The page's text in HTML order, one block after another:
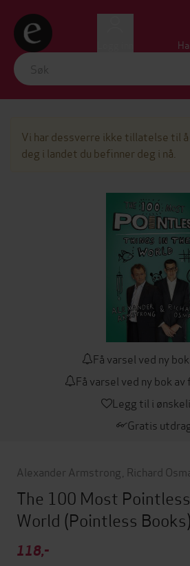
Vi har dessverre ikke tillatelse til
deg i landet du befinner deg i nå.
Få varsel ved ny
Få varsel ved ny bok
Legg til i
Gratis
Alexander Armstrong Richard
The 100 Most
World (Pointless Books)
118,-